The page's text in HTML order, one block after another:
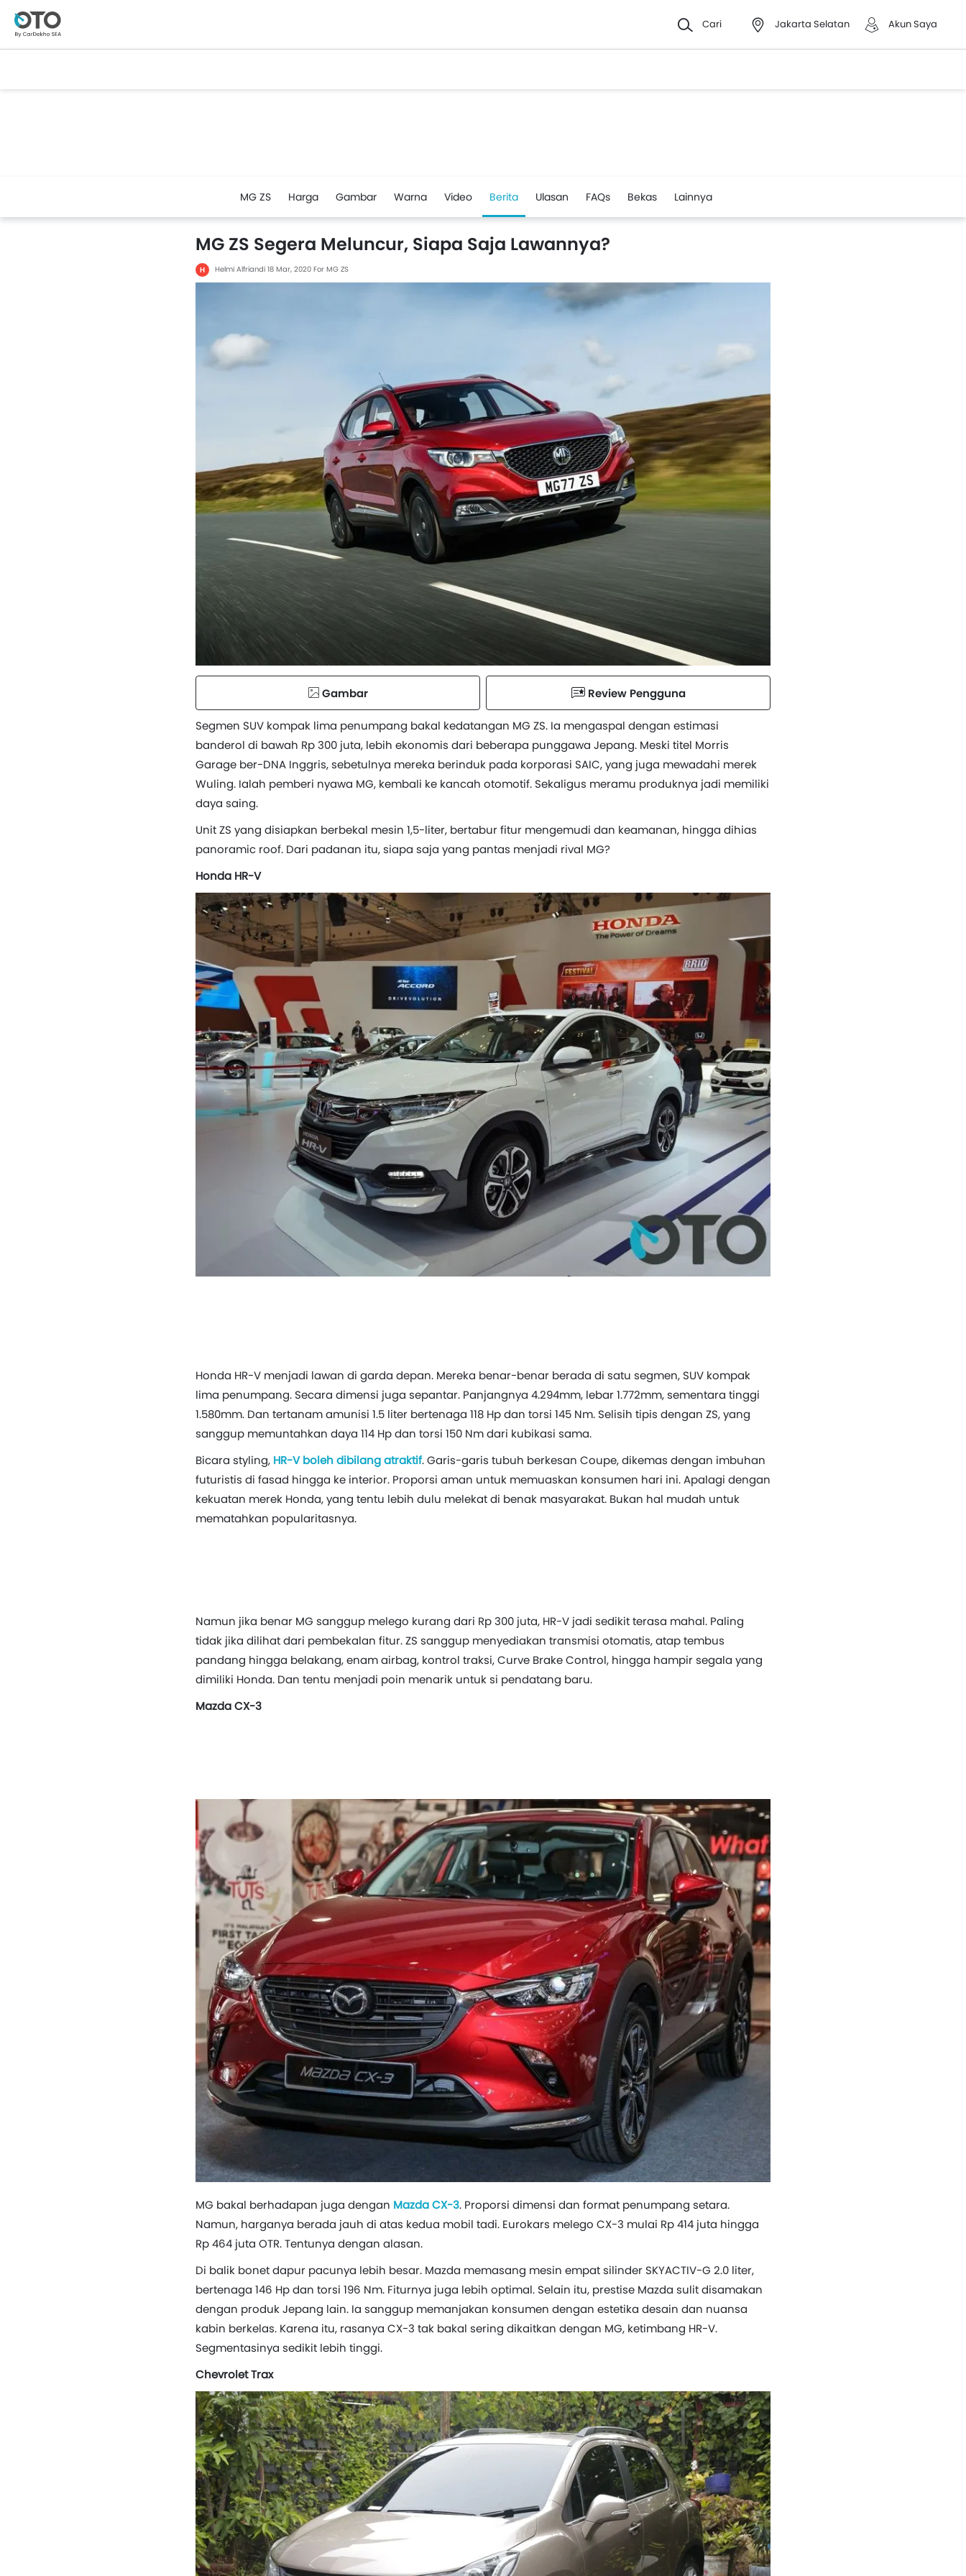
Cari Jakarta Selatan Akun Saya
MG ZS Harga Gambar Warna Video Berita Ulasan FAQs Bekas Lainnya
MG ZS Segera Meluncur, Siapa Saja Lawannya?
H Helmi Alfriandi 18 Mar, 2020 For MG ZS
Gambar Review Pengguna
Segmen SUV kompak lima penumpang bakal kedatangan MG ZS. Ia mengaspal dengan estimasi
banderol di bawah Rp 300 juta, lebih ekonomis dari beberapa punggawa Jepang. Meski titel Morris
Garage ber-DNA Inggris, sebetulnya mereka berinduk pada korporasi SAIC, yang juga mewadahi merek
Wuling. Ialah pemberi nyawa MG, kembali ke kancah otomotif. Sekaligus meramu produknya jadi memiliki
daya saing.
Unit ZS yang disiapkan berbekal mesin 1,5-liter, bertabur fitur mengemudi dan keamanan, hingga dihias
panoramic roof. Dari padanan itu, siapa saja yang pantas menjadi rival MG?
Honda HR-V
Honda HR-V menjadi lawan di garda depan. Mereka benar-benar berada di satu segmen, SUV kompak
lima penumpang. Secara dimensi juga sepantar. Panjangnya 4.294mm, lebar 1.772mm, sementara tinggi
1.580mm. Dan tertanam amunisi 1.5 liter bertenaga 118 Hp dan torsi 145 Nm. Selisih tipis dengan ZS, yang
sanggup memuntahkan daya 114 Hp dan torsi 150 Nm dari kubikasi sama.
Bicara styling, HR-V boleh dibilang atraktif. Garis-garis tubuh berkesan Coupe, dikemas dengan imbuhan
futuristis di fasad hingga ke interior. Proporsi aman untuk memuaskan konsumen hari ini. Apalagi dengan
kekuatan merek Honda, yang tentu lebih dulu melekat di benak masyarakat. Bukan hal mudah untuk
mematahkan popularitasnya.
Namun jika benar MG sanggup melego kurang dari Rp 300 juta, HR-V jadi sedikit terasa mahal. Paling
tidak jika dilihat dari pembekalan fitur. ZS sanggup menyediakan transmisi otomatis, atap tembus
pandang hingga belakang, enam airbag, kontrol traksi, Curve Brake Control, hingga hampir segala yang
dimiliki Honda. Dan tentu menjadi poin menarik untuk si pendatang baru.
Mazda CX-3
MG bakal berhadapan juga dengan Mazda CX-3. Proporsi dimensi dan format penumpang setara.
Namun, harganya berada jauh di atas kedua mobil tadi. Eurokars melego CX-3 mulai Rp 414 juta hingga
Rp 464 juta OTR. Tentunya dengan alasan.
Di balik bonet dapur pacunya lebih besar. Mazda memasang mesin empat silinder SKYACTIV-G 2.0 liter,
bertenaga 146 Hp dan torsi 196 Nm. Fiturnya juga lebih optimal. Selain itu, prestise Mazda sulit disamakan
dengan produk Jepang lain. Ia sanggup memanjakan konsumen dengan estetika desain dan nuansa
kabin berkelas. Karena itu, rasanya CX-3 tak bakal sering dikaitkan dengan MG, ketimbang HR-V.
Segmentasinya sedikit lebih tinggi.
Chevrolet Trax